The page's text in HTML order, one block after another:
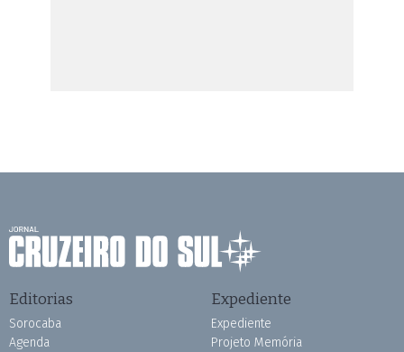
Editorias
Sorocaba
Agenda
Expediente
Expediente
Projeto Memória